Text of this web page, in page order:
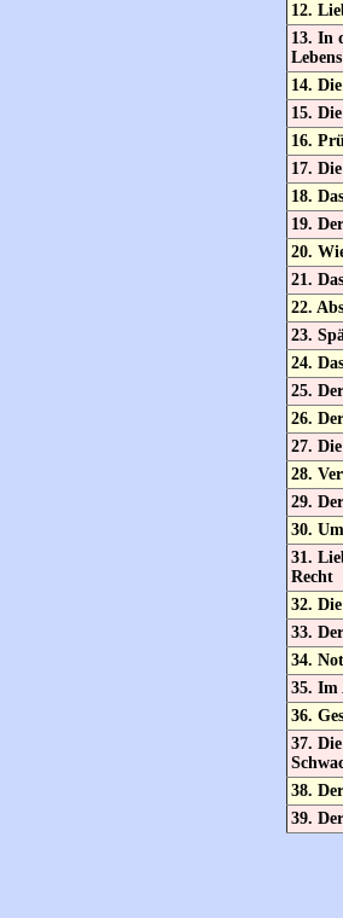
12.
13. In
Lebens
14.
15.
16.
17.
18.
19.
20.
21.
22.
23.
24.
25.
26.
27.
28.
29.
30.
31.
Recht
32.
33.
34.
35. Im
36.
37.
38.
39.